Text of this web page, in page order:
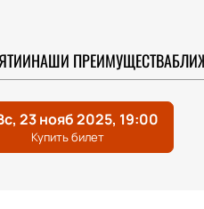
НАШИ ПРЕИМУЩЕСТВА